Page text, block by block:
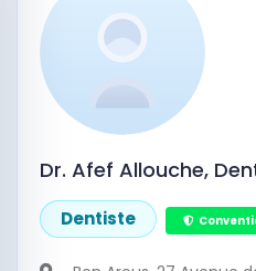
Dr. Afef Allouche,
Dentiste